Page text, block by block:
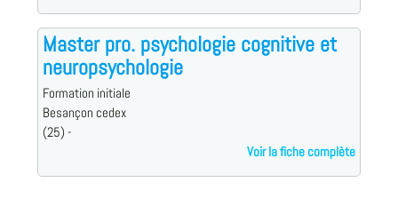
Master pro. psychologie cognitive et
neuropsychologie
Formation initiale
Besançon cedex
(25) -
Voir la fiche complète